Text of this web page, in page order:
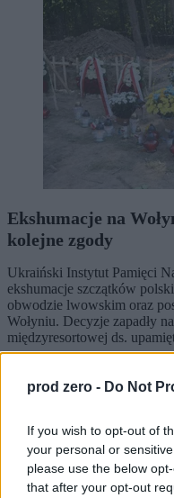
prod zero - Do Not
If you wish to opt-out of
your personal or
please use the below
that after your opt-out
Ekshumacje na
kolejne zgody
Ukraiński Instytut Pamięci
ekshumacje szczątków
obwodzie lwowskim oraz
Wołyniu. Decyzje zapadły
międzyresortowej ds.
Dzisiaj 20:42
3 min
Świat